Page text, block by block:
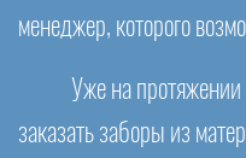
менеджер, которого
Уже на
заказать заборы из